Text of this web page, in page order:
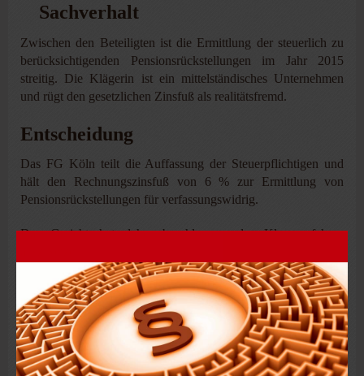
Sachverhalt
Zwischen den Beteiligten ist die Ermittlung der steuerlich zu
berücksichtigenden Pensionsrückstellungen im Jahr 2015
streitig. Die Klägerin ist ein mittelständisches Unternehmen
und rügt den gesetzlichen Zinsfuß als ­realitätsfremd.
Entscheidung
Das FG Köln teilt die Auffassung der Steuerpflichtigen und
hält den Rechnungszinsfuß von 6 % zur Ermittlung von
Pensionsrückstellungen für verfassungswidrig.
Das Gericht hat daher beschlossen, das Klageverfahren
Bundesverfassungsgerichts über die Verfassungsmäßigkeit des
Rechnungszinsfußes einzuholen.
Der Gesetzgeber sei befugt, den Rechnungszinsfuß zu
typisieren. Er sei aber gehalten, in regelmäßigen Abständen zu
überprüfen, ob die Typisierung noch realitätsgerecht sei. Der